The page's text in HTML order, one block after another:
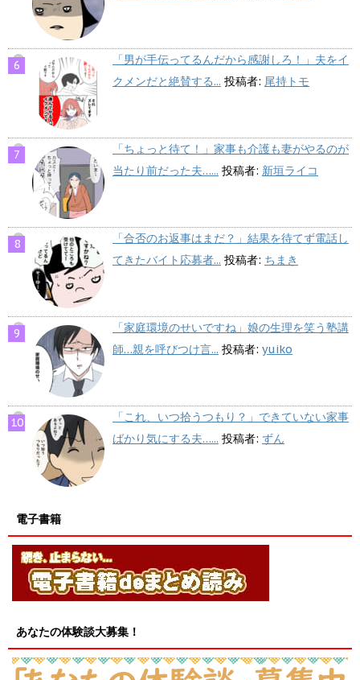
「男が手伝ってるんだから感謝しろ！」夫をイ
クメンだと絶賛する... 投稿者: 尾持トモ
「ちょっと待て！」家事も介護も妻がやるのが
当たり前だった夫…... 投稿者: 新垣ライコ
「合否のお返事はまだ？」結果を待てず電話し
てきたバイト応募者... 投稿者: ちまき
「家庭環境のせいですね」娘の生理を笑う塾講
師…親を呼びつけ言... 投稿者: yuiko
「これ、いつ拾うつもり？」できていない家事
ばかり気にする夫…... 投稿者: ずん
電子書籍
あなたの体験談大募集！